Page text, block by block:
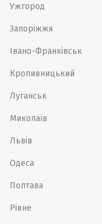
Ужгород
Запоріжжя
Івано-Франківськ
Кропивницький
Луганськ
Миколаїв
Львів
Одеса
Полтава
Рівне